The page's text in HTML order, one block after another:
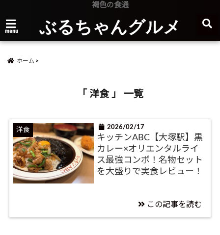
褐色の食通
menu ぶるちゃんグルメ
ホーム
「 洋食 」 一覧
洋食 2026/02/17
キッチンABC【大塚駅】黒
カレー×オリエンタルライ
ス最強コンボ！名物セット
を大盛りで実食レビュー！
この記事を読む